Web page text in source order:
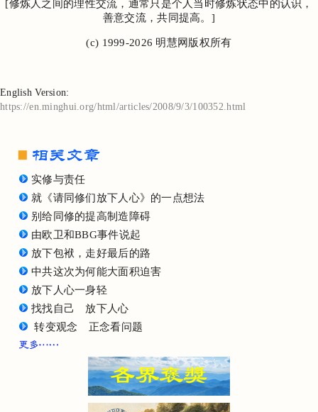
[修炼人之间的理性交流，通常只是个人当时修炼状态中的认识，
善意交流，共同提高。]
(c) 1999-2026 明慧网版权所有
English Version:
https://en.minghui.org/html/articles/2008/9/3/100352.html
实修与责任
就《请同修们放下人心》的一点想法
别给同修的提高制造障碍
由欧卫和BBG事件说起
放下包袱，走好最后的路
中共这次为何能大面积迫害
放下人心一身轻
找找自己 放下人心
转变观念 正念看问题